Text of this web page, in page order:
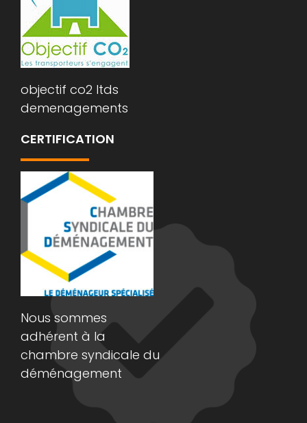
objectif co2 ltds
demenagements
CERTIFICATION
Nous sommes
adhérent à la
chambre syndicale du
déménagement